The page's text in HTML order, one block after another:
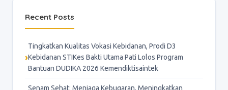
Recent Posts
Tingkatkan Kualitas Vokasi Kebidanan, Prodi D3
Kebidanan STIKes Bakti Utama Pati Lolos Program
Bantuan DUDIKA 2026 Kemendiktisaintek
Senam Sehat: Menjaga Kebugaran, Meningkatkan